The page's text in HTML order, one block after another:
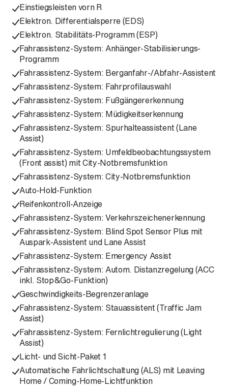
Einstiegsleisten vorn R
Elektron. Differentialsperre (EDS)
Elektron. Stabilitäts-Programm (ESP)
Fahrassistenz-System: Anhänger-Stabilisierungs-
Programm
Fahrassistenz-System: Berganfahr-/Abfahr-Assistent
Fahrassistenz-System: Fahrprofilauswahl
Fahrassistenz-System: Fußgängererkennung
Fahrassistenz-System: Müdigkeitserkennung
Fahrassistenz-System: Spurhalteassistent (Lane
Assist)
Fahrassistenz-System: Umfeldbeobachtungssystem
(Front assist) mit City-Notbremsfunktion
Fahrassistenz-System: City-Notbremsfunktion
Auto-Hold-Funktion
Reifenkontroll-Anzeige
Fahrassistenz-System: Verkehrszeichenerkennung
Fahrassistenz-System: Blind Spot Sensor Plus mit
Auspark-Assistent und Lane Assist
Fahrassistenz-System: Emergency Assist
Fahrassistenz-System: Autom. Distanzregelung (ACC
inkl. Stop&Go-Funktion)
Geschwindigkeits-Begrenzeranlage
Fahrassistenz-System: Stauassistent (Traffic Jam
Assist)
Fahrassistenz-System: Fernlichtregulierung (Light
Assist)
Licht- und Sicht-Paket 1
Automatische Fahrlichtschaltung (ALS) mit Leaving
Home / Coming-Home-Lichtfunktion